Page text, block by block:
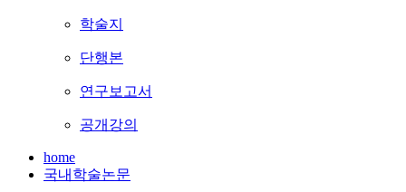
학술지
단행본
연구보고서
공개강의
home
국내학술논문